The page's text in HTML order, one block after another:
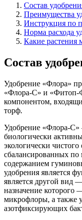
Состав
Преимущества
Инструкция по
Норма расхода
Какие растения
Состав
Удобрение «Флора»
«Флора-С» и
компонентом,
торф.
Удобрение «Флора-С»
биологически
экологически
сбалансированных
содержанием
удобрения является
является другой вид
назначение которого
микрофлоры, а также
азотфиксирующих